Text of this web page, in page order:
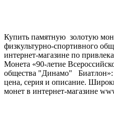
Купить памятную золотую
физкультурно-спортивного
интернет-магазине по
Монета «90-летие
общества "Динамо" Биатлон»:
цена, серия и описание.
монет в интернет-магазине